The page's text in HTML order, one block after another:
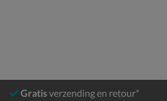
Gratisverzending en retour*